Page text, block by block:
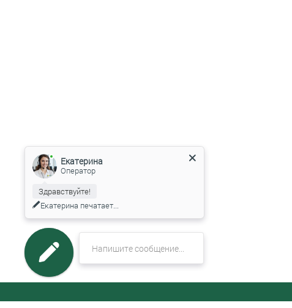
Екатерина
Оператор
Здравствуйте!
Екатерина печатает...